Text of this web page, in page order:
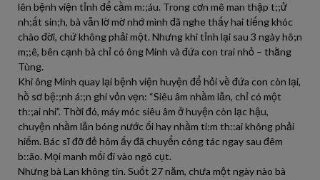
lên bệnh viện tỉnh để cầm m:;áu. Trong cơn mê man thập t;;ử
nh;ất sin;h, bà vẫn lờ mờ nhớ mình đã nghe thấy hai tiếng khóc
chào đời, chứ không phải một. Nhưng khi tỉnh lại sau 3 ngày hô;n
m;;ê, bên cạnh bà chỉ có ông Minh và đứa con trai nhỏ – thằng
Tùng.
Khi ông Minh quay lại bệnh viện huyện để hỏi về đứa con còn lại,
hồ sơ bệ:;nh á:;n ghi vỏn vẹn: “Siêu âm nhầm lẫn, chỉ có một
th:;ai nhi”. Thời đó, máy móc siêu âm ở huyện còn lạc hậu,
chuyện nhầm lẫn bóng nước ối hay nhầm ti:m th::ai không phải
hiếm. Bác sĩ đỡ đẻ hôm ấy đã chuyển công tác ngay sau đêm
b::ão. Mọi manh mối đi vào ngõ cụt.
Nhưng bà Lan không tin. Suốt 27 năm, chưa một ngày nào bà